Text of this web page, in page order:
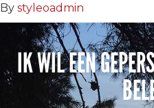
By styleoadmin
IK WIL EEN